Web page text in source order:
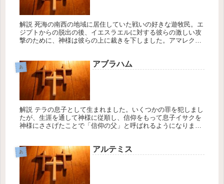
解説 死海の南西の地域に居住していた戦いの好きな遊牧民。エ
ジプトからの脱出の後、イエスラエルに対する彼らの激しい攻
撃のために、神様は彼らの上に裁きを下しました。アマレク人
あ アブラハム
解説 テラの息子として生まれました。いくつかの罪を犯しまし
たが、生涯を通して神様に従順し、信仰をもって息子イサクを
神様にささげたことで「信仰の父」と呼ばれるようになりまし
あ アルテミス